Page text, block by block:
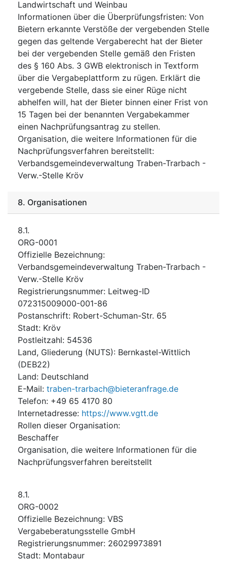
Landwirtschaft und Weinbau
Informationen über die Überprüfungsfristen: Von
Bietern erkannte Verstöße der vergebenden Stelle
gegen das geltende Vergaberecht hat der Bieter
bei der vergebenden Stelle gemäß den Fristen
des § 160 Abs. 3 GWB elektronisch in Textform
über die Vergabeplattform zu rügen. Erklärt die
vergebende Stelle, dass sie einer Rüge nicht
abhelfen will, hat der Bieter binnen einer Frist von
15 Tagen bei der benannten Vergabekammer
einen Nachprüfungsantrag zu stellen.
Organisation, die weitere Informationen für die
Nachprüfungsverfahren bereitstellt:
Verbandsgemeindeverwaltung Traben-Trarbach -
Verw.-Stelle Kröv
8. Organisationen
8.1.
ORG-0001
Offizielle Bezeichnung:
Verbandsgemeindeverwaltung Traben-Trarbach -
Verw.-Stelle Kröv
Registrierungsnummer: Leitweg-ID
072315009000-001-86
Postanschrift: Robert-Schuman-Str. 65
Stadt: Kröv
Postleitzahl: 54536
Land, Gliederung (NUTS): Bernkastel-Wittlich
(DEB22)
Land: Deutschland
E-Mail: traben-trarbach@bieteranfrage.de
Telefon: +49 65 4170 80
Internetadresse: https://www.vgtt.de
Rollen dieser Organisation:
Beschaffer
Organisation, die weitere Informationen für die
Nachprüfungsverfahren bereitstellt
8.1.
ORG-0002
Offizielle Bezeichnung: VBS
Vergabeberatungsstelle GmbH
Registrierungsnummer: 26029973891
Stadt: Montabaur